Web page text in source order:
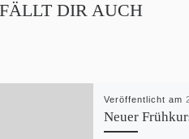
DIR AUCH
Veröffentlicht am
Neuer